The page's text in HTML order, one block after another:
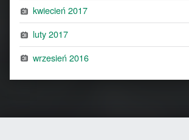
kwiecień 2017
luty 2017
wrzesień 2016